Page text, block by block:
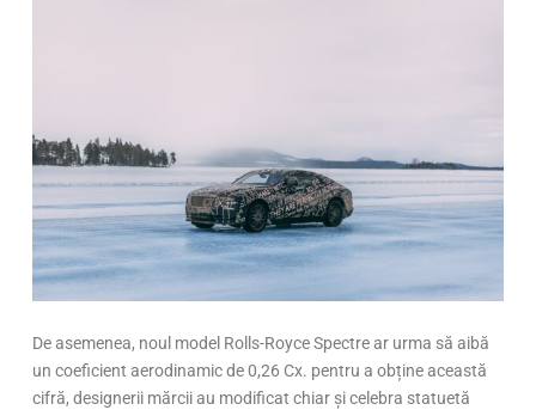
De asemenea, noul model Rolls-Royce Spectre ar urma să aibă
un coeficient aerodinamic de 0,26 Cx. pentru a obține această
cifră, designerii mărcii au modificat chiar și celebra statuetă